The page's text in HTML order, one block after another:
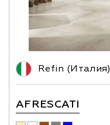
Refin (Италия)
AFRESCATI